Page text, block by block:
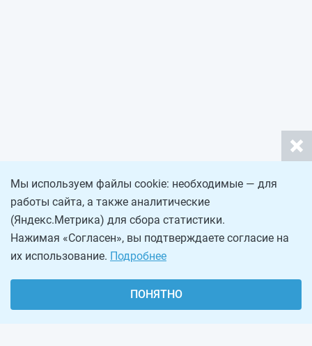
Мы используем файлы cookie: необходимые — для
работы сайта, а также аналитические
(Яндекс.Метрика) для сбора статистики.
Нажимая «Согласен», вы подтверждаете согласие на
их использование. Подробнее
ПОНЯТНО